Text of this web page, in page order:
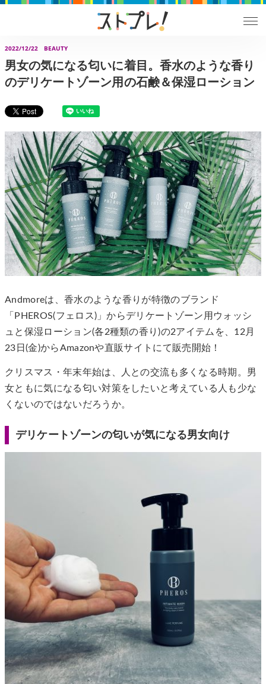
2022/12/22 BEAUTY
男女の気になる匂いに着目。香水のような香り
のデリケートゾーン用の石鹸＆保湿ローション
Andmoreは、香水のような香りが特徴のブランド
「PHEROS(フェロス)」からデリケートゾーン用ウォッシ
ュと保湿ローション(各2種類の香り)の2アイテムを、12月
23日(金)からAmazonや直販サイトにて販売開始！
クリスマス・年末年始は、人との交流も多くなる時期。男
女ともに気になる匂い対策をしたいと考えている人も少な
くないのではないだろうか。
デリケートゾーンの匂いが気になる男女向け